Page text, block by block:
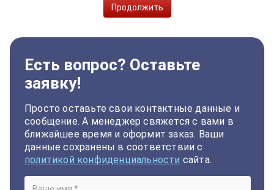
Продолжить
Есть вопрос? Оставьте
заявку!
Просто оставьте свои контактные данные и
сообщение. А менеджер свяжется с вами в
ближайшее время и оформит заказ. Ваши
данные сохранены в соответствии с
политикой конфиденциальности сайта.